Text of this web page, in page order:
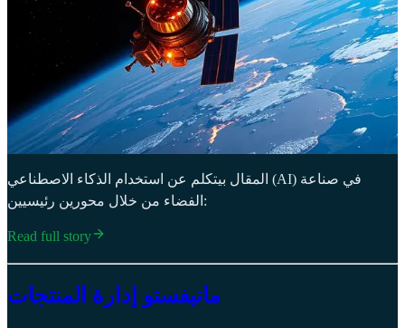
المقال بيتكلم عن استخدام الذكاء الاصطناعي (AI) في صناعة
الفضاء من خلال محورين رئيسيين:
Read full story
مانيفستو إدارة المنتجات